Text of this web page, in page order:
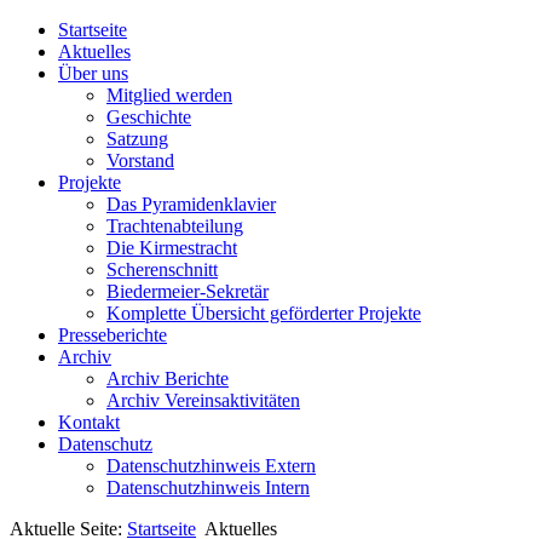
Startseite
Aktuelles
Über uns
Mitglied werden
Geschichte
Satzung
Vorstand
Projekte
Das Pyramidenklavier
Trachtenabteilung
Die Kirmestracht
Scherenschnitt
Biedermeier-Sekretär
Komplette Übersicht geförderter Projekte
Presseberichte
Archiv
Archiv Berichte
Archiv Vereinsaktivitäten
Kontakt
Datenschutz
Datenschutzhinweis Extern
Datenschutzhinweis Intern
Aktuelle Seite: Startseite Aktuelles